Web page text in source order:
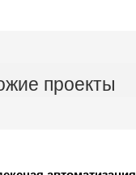
проекты